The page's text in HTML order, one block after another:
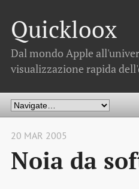
Quickloox
Dal mondo Apple
visualizzazione rapida
20 MAR 2005
Noia da